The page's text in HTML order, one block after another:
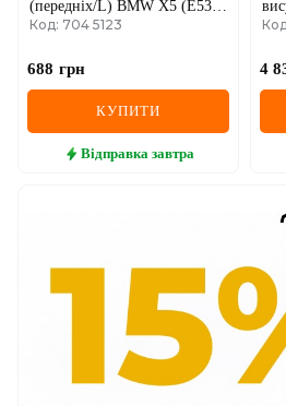
(передніх/L) BMW X5 (E53)
98-06
Код: 704 5123
688 грн
КУПИТИ
Відправка завтра
4